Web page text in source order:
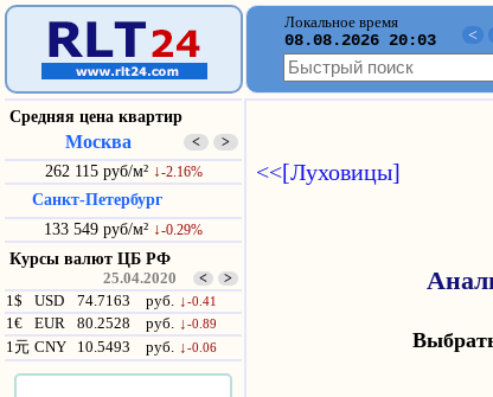
Локальное время
08.08.2026 20:03 <
Средняя цена квартир
Москва < >
262 115 руб/м² ↓-2.16%
Санкт-Петербург
133 549 руб/м² ↓-0.29%
Курсы валют ЦБ РФ
25.04.2020 < >
1$ USD 74.7163 руб. ↓-0.41
1€ EUR 80.2528 руб. ↓-0.89
1元 CNY 10.5493 руб. ↓-0.06
<<[Луховицы]